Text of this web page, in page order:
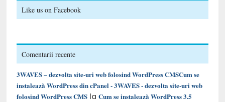
Like us on Facebook
Comentarii recente
3WAVES – dezvolta site-uri web folosind WordPress CMSCum se
instalează WordPress din cPanel - 3WAVES - dezvolta site-uri web
folosind WordPress CMS laCum se instalează WordPress 3.5